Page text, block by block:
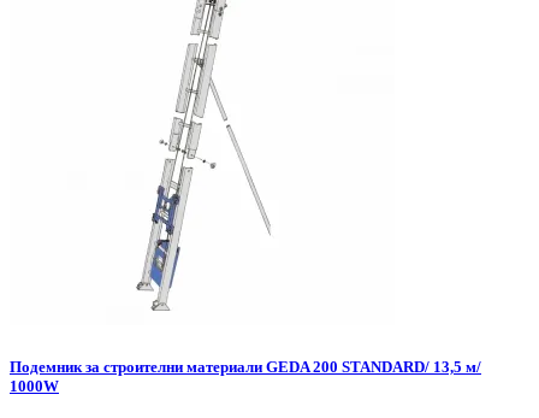
Подемник за строителни материали GEDA 200 STANDARD/ 13,5 м/
1000W